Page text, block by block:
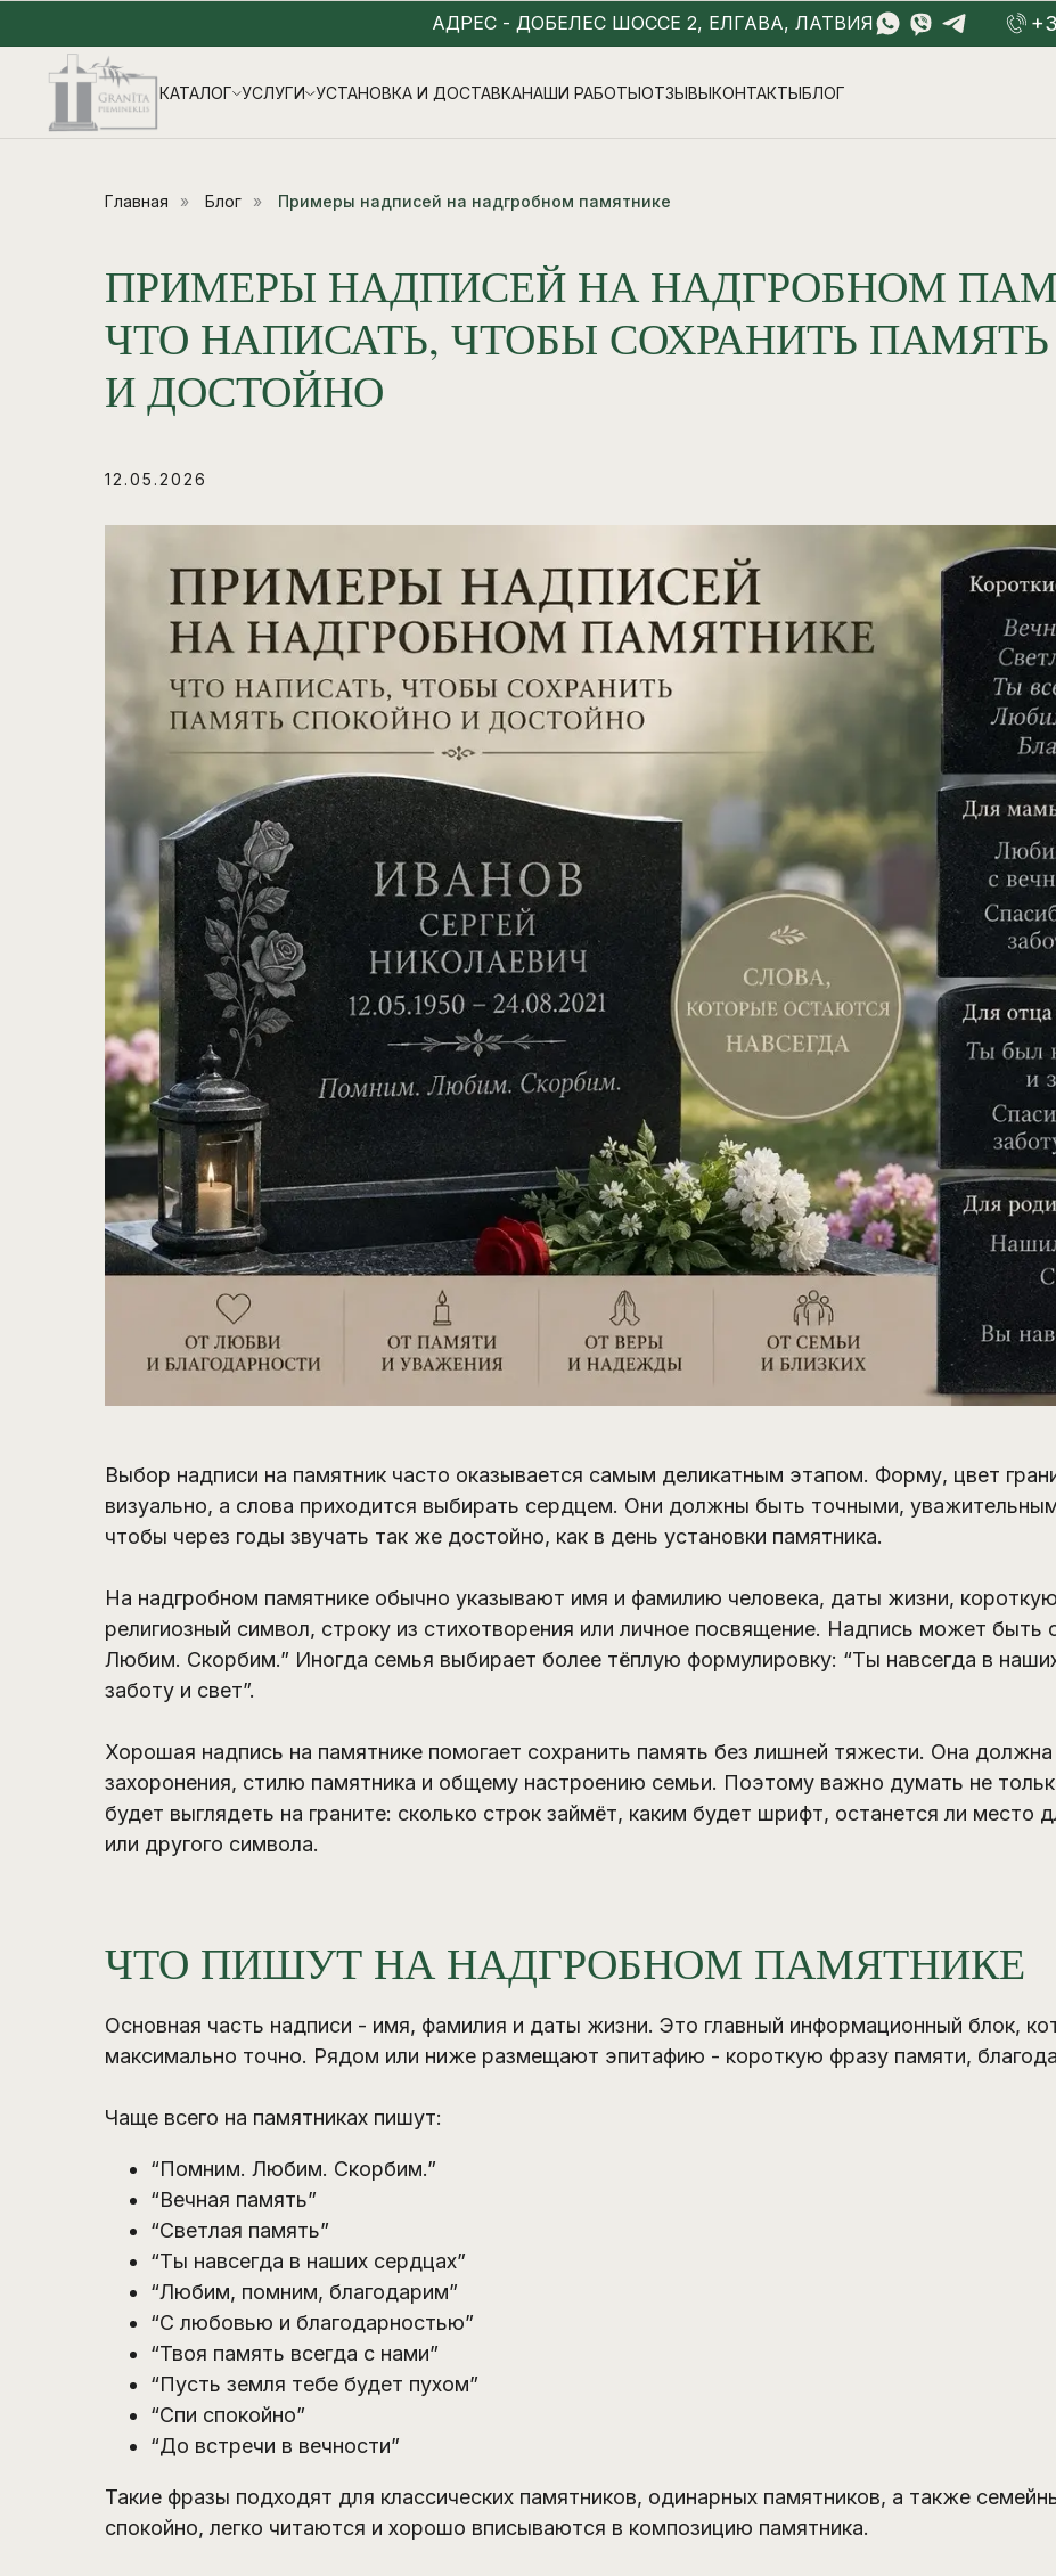
АДРЕС - ДОБЕЛЕС ШОССЕ 2, ЕЛГАВА, ЛАТВИЯ
КАТАЛОГ УСЛУГИ УСТАНОВКА И ДОСТАВКАНАШИ РАБОТЫОТЗЫВЫКОНТАКТЫБЛОГ
Главная » Блог » Примеры надписей на надгробном памятнике
ПРИМЕРЫ НАДПИСЕЙ НА НАДГРОБНОМ
ЧТО НАПИСАТЬ, ЧТОБЫ СОХРАНИТЬ
И ДОСТОЙНО
12.05.2026
Выбор надписи на памятник часто оказывается самым деликатным этапом. Форму, цвет
визуально, а слова приходится выбирать сердцем. Они должны быть точными,
чтобы через годы звучать так же достойно, как в день установки памятника.
На надгробном памятнике обычно указывают имя и фамилию человека, даты жизни,
религиозный символ, строку из стихотворения или личное посвящение. Надпись может быть
Любим. Скорбим.” Иногда семья выбирает более тёплую формулировку: “Ты навсегда в
заботу и свет”.
Хорошая надпись на памятнике помогает сохранить память без лишней тяжести. Она
захоронения, стилю памятника и общему настроению семьи. Поэтому важно думать не
будет выглядеть на граните: сколько строк займёт, каким будет шрифт, останется ли место
или другого символа.
ЧТО ПИШУТ НА НАДГРОБНОМ ПАМЯТНИКЕ
Основная часть надписи - имя, фамилия и даты жизни. Это главный информационный блок,
максимально точно. Рядом или ниже размещают эпитафию - короткую фразу памяти,
Чаще всего на памятниках пишут:
“Помним. Любим. Скорбим.”
“Вечная память”
“Светлая память”
“Ты навсегда в наших сердцах”
“Любим, помним, благодарим”
“С любовью и благодарностью”
“Твоя память всегда с нами”
“Пусть земля тебе будет пухом”
“Спи спокойно”
“До встречи в вечности”
Такие фразы подходят для классических памятников, одинарных памятников, а также
спокойно, легко читаются и хорошо вписываются в композицию памятника.